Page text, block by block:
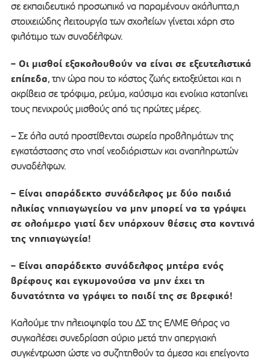
σε εκπαιδευτικό προσωπικό να παραμένουν ακάλυπτα,η
στοιχειώδης λειτουργία των σχολείων γίνεται χάρη στο
φιλότιμο των συναδέλφων.
– Οι μισθοί εξακολουθούν να είναι σε εξευτελιστικά
επίπεδα, την ώρα που το κόστος ζωής εκτοξεύεται και η
ακρίβεια σε τρόφιμα, ρεύμα, καύσιμα και ενοίκια καταπίνει
τους πενιχρούς μισθούς από τις πρώτες μέρες.
– Σε όλα αυτά προστίθενται σωρεία προβλημάτων της
εγκατάστασης στο νησί νεοδιόριστων και αναπληρωτών
συναδέλφων.
– Είναι απαράδεκτο συνάδελφος με δύο παιδιά
ηλικίας νηπιαγωγείου να μην μπορεί να τα γράψει
σε ολοήμερο γιατί δεν υπάρχουν θέσεις στα κοντινά
της νηπιαγωγεία!
– Είναι απαράδεκτο συνάδελφος μητέρα ενός
βρέφους και εγκυμονούσα να μην έχει τη
δυνατότητα να γράψει το παιδί της σε βρεφικό!
Καλούμε την πλειοψηφία του ΔΣ της ΕΛΜΕ Θήρας να
συγκαλέσει συνεδρίαση αύριο μετά την απεργιακή
συγκέντρωση ώστε να συζητηθούν τα άμεσα και επείγοντα